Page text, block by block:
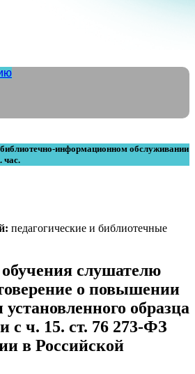
информационном обслуживании
час.
педагогические и библиотечные
слушателю
о повышении
образца
с ч. 15. ст. 76 273-ФЗ
в Российской